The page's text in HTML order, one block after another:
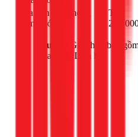
Sửa bồn cầu không
bơm nước
Từ
Lưu ý:
Giá chưa bao
thay thế. Liên hệ